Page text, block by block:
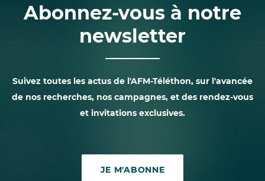
Abonnez-vous à notre
newsletter
Suivez toutes les actus de l'AFM-Téléthon, sur l'avancée
de nos recherches, nos campagnes, et des rendez-vous
et invitations exclusives.
JE M'ABONNE